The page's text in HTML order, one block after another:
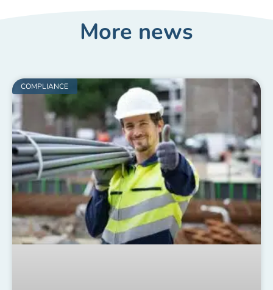
More news
COMPLIANCE